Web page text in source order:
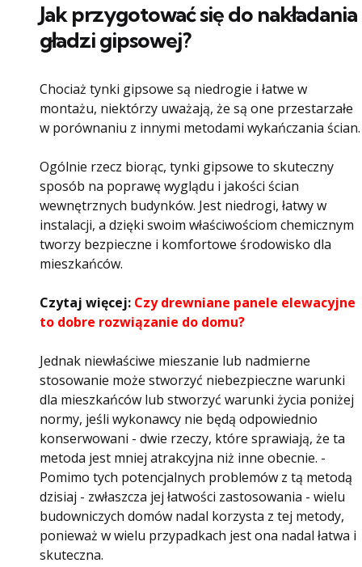
Jak przygotować się do nakładania
gładzi gipsowej?
Chociaż tynki gipsowe są niedrogie i łatwe w
montażu, niektórzy uważają, że są one przestarzałe
w porównaniu z innymi metodami wykańczania ścian.
Ogólnie rzecz biorąc, tynki gipsowe to skuteczny
sposób na poprawę wyglądu i jakości ścian
wewnętrznych budynków. Jest niedrogi, łatwy w
instalacji, a dzięki swoim właściwościom chemicznym
tworzy bezpieczne i komfortowe środowisko dla
mieszkańców.
Czytaj więcej: Czy drewniane panele elewacyjne
to dobre rozwiązanie do domu?
Jednak niewłaściwe mieszanie lub nadmierne
stosowanie może stworzyć niebezpieczne warunki
dla mieszkańców lub stworzyć warunki życia poniżej
normy, jeśli wykonawcy nie będą odpowiednio
konserwowani - dwie rzeczy, które sprawiają, że ta
metoda jest mniej atrakcyjna niż inne obecnie. -
Pomimo tych potencjalnych problemów z tą metodą
dzisiaj - zwłaszcza jej łatwości zastosowania - wielu
budowniczych domów nadal korzysta z tej metody,
ponieważ w wielu przypadkach jest ona nadal łatwa i
skuteczna.